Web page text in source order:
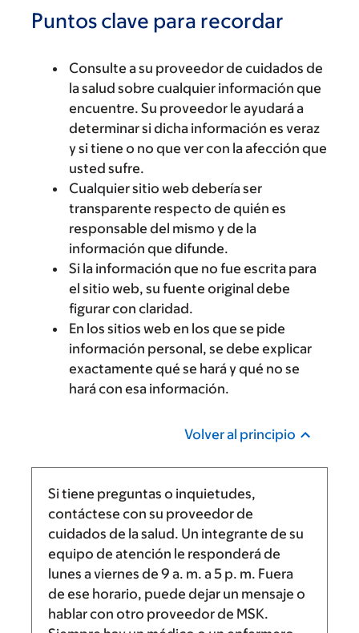
Puntos clave para recordar
Consulte a su proveedor de cuidados de
la salud sobre cualquier información que
encuentre. Su proveedor le ayudará a
determinar si dicha información es veraz
y si tiene o no que ver con la afección que
usted sufre.
Cualquier sitio web debería ser
transparente respecto de quién es
responsable del mismo y de la
información que difunde.
Si la información que no fue escrita para
el sitio web, su fuente original debe
figurar con claridad.
En los sitios web en los que se pide
información personal, se debe explicar
exactamente qué se hará y qué no se
hará con esa información.
Volver al principio
Si tiene preguntas o inquietudes,
contáctese con su proveedor de
cuidados de la salud. Un integrante de su
equipo de atención le responderá de
lunes a viernes de 9 a. m. a5 p. m. Fuera
de ese horario, puede dejar un mensaje o
hablar con otro proveedor de MSK.